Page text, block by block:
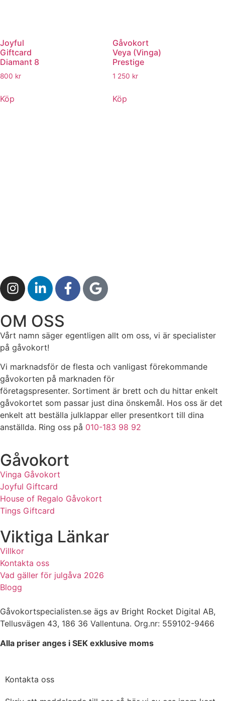
Joyful
Giftcard
Diamant 8
800 kr
Köp
Gåvokort
Veya (Vinga)
Prestige
1 250 kr
Köp
OM OSS
Vårt namn säger egentligen allt om oss, vi är specialister
på gåvokort!
Vi marknadsför de flesta och vanligast förekommande
gåvokorten på marknaden för
företagspresenter. Sortiment är brett och du hittar enkelt
gåvokortet som passar just dina önskemål. Hos oss är det
enkelt att beställa julklappar eller presentkort till dina
anställda. Ring oss på 010-183 98 92
Gåvokort
Vinga Gåvokort
Joyful Giftcard
House of Regalo Gåvokort
Tings Giftcard
Viktiga Länkar
Villkor
Kontakta oss
Vad gäller för julgåva 2026
Blogg
Gåvokortspecialisten.se ägs av Bright Rocket Digital AB,
Tellusvägen 43, 186 36 Vallentuna. Org.nr: 559102-9466
Alla priser anges i SEK exklusive moms
Kontakta oss